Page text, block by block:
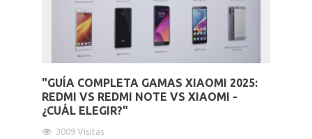
"GUÍA COMPLETA GAMAS XIAOMI 2025:
REDMI VS REDMI NOTE VS XIAOMI -
¿CUÁL ELEGIR?"
3009 Visitas